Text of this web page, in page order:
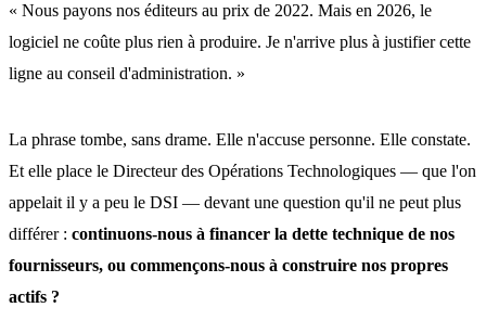
« Nous payons nos éditeurs au prix de 2022. Mais en 2026, le
logiciel ne coûte plus rien à produire. Je n'arrive plus à justifier cette
ligne au conseil d'administration. »
La phrase tombe, sans drame. Elle n'accuse personne. Elle constate.
Et elle place le Directeur des Opérations Technologiques — que l'on
appelait il y a peu le DSI — devant une question qu'il ne peut plus
différer : continuons-nous à financer la dette technique de nos
fournisseurs, ou commençons-nous à construire nos propres
actifs ?